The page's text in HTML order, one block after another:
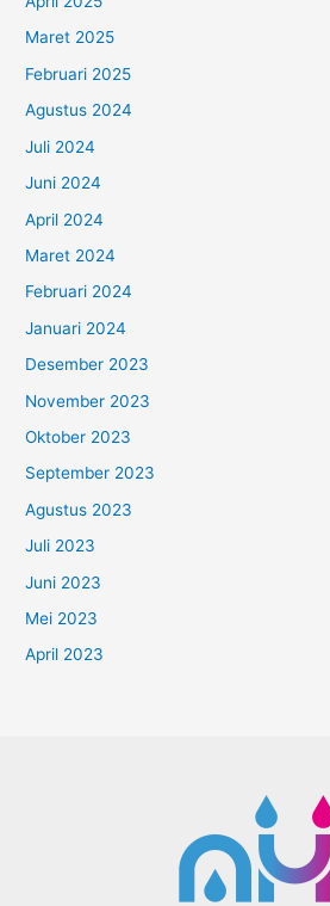
Maret 2025
Februari 2025
Agustus 2024
Juli 2024
Juni 2024
April 2024
Maret 2024
Februari 2024
Januari 2024
Desember 2023
November 2023
Oktober 2023
September 2023
Agustus 2023
Juli 2023
Juni 2023
Mei 2023
April 2023